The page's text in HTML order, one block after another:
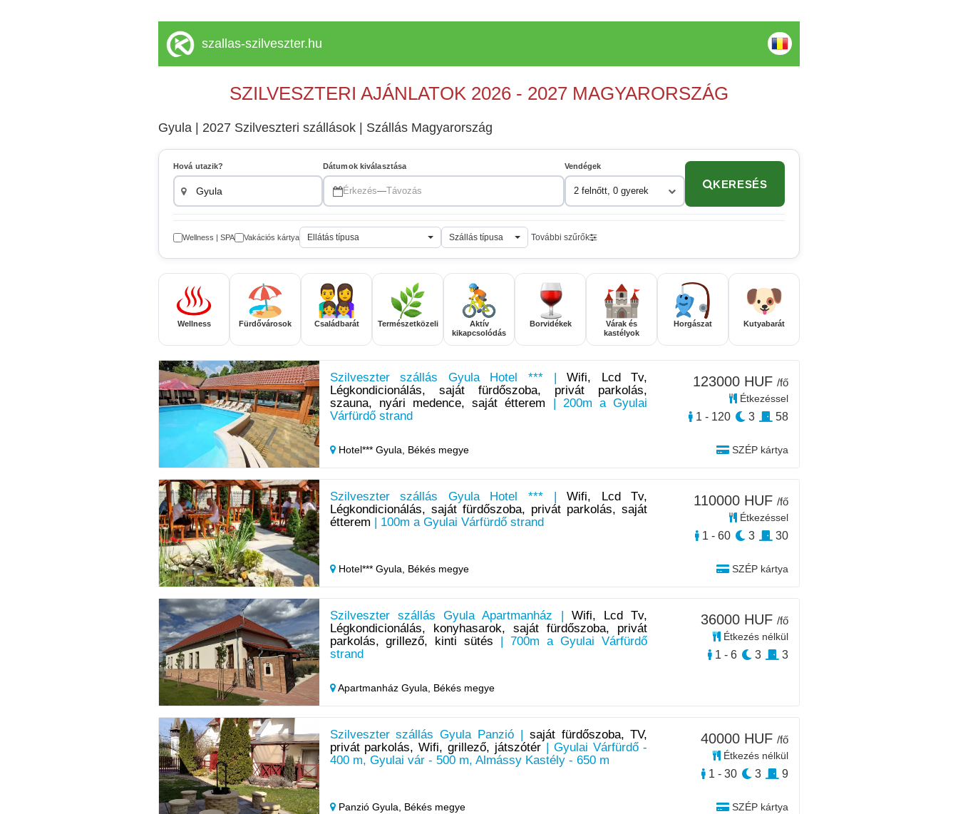
szallas-szilveszter.hu
SZILVESZTERI AJÁNLATOK 2026 - 2027 MAGYARORSZÁG
Gyula | 2027 Szilveszteri szállások | Szállás Magyarország
Hová utazik? Dátumok kiválasztása
Érkezés—Távozás
Vendégek
2 felnőtt, 0 gyerek
KERESÉS
Wellness | SPA Vakációs kártya Ellátás típusa Szállás típusa További szűrők
Wellness Fürdővárosok Családbarát Természetközeli
Aktív
kikapcsolódás
Borvidékek
Várak és
kastélyok
Horgászat Kutyabarát
Szilveszter szállás Gyula Hotel *** |Wifi, Lcd Tv,
Légkondicionálás, saját fürdőszoba, privát parkolás,
szauna, nyári medence, saját étterem | 200m a Gyulai
Várfürdő strand
Hotel*** Gyula, Békés megye SZÉP kártya
123000 HUF /fő
Étkezéssel
1 - 120 3 58
Szilveszter szállás Gyula Hotel *** |Wifi, Lcd Tv,
Légkondicionálás, saját fürdőszoba, privát parkolás, saját
étterem | 100m a Gyulai Várfürdő strand
Hotel*** Gyula, Békés megye SZÉP kártya
110000 HUF /fő
Étkezéssel
1 - 60 3 30
Szilveszter szállás Gyula Apartmanház | Wifi, Lcd Tv,
Légkondicionálás, konyhasarok, saját fürdőszoba, privát
parkolás, grillező, kinti sütés | 700m a Gyulai Várfürdő
strand
Apartmanház Gyula, Békés megye
36000 HUF /fő
Étkezés nélkül
1 - 6 3 3
Szilveszter szállás Gyula Panzió | saját fürdőszoba, TV,
privát parkolás, Wifi, grillező, játszótér| Gyulai Várfürdő -
400 m, Gyulai vár - 500 m, Almássy Kastély - 650 m
Panzió Gyula, Békés megye SZÉP kártya
40000 HUF /fő
Étkezés nélkül
1 - 30 3 9